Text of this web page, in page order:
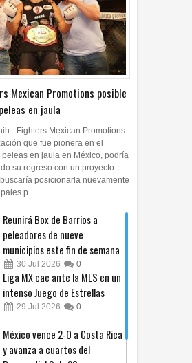
Mexican Promotions posible
en jaula
que fue pionera en el
en jaula en México, podría
su regreso con un proyecto
posicionarla nuevamente
p...
peleadores de nueve
municipios este fin de semana
30 Jul 2026 0
Liga MX cae ante la MLS en un
intenso Juego de Estrellas
29 Jul 2026 0
y avanza a cuartos del
Premundial Sub-20